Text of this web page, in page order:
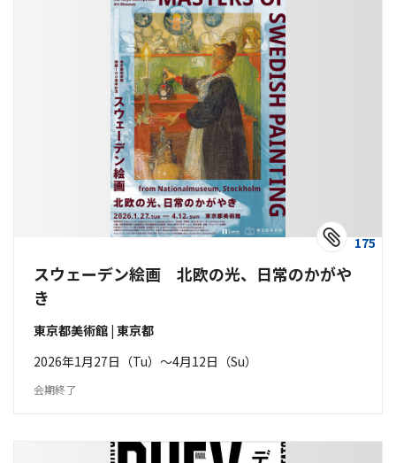
175
スウェーデン絵画 北欧の光、日常のかがや
き
東京都美術館 | 東京都
2026年1月27日（Tu）〜4月12日（Su）
会期終了